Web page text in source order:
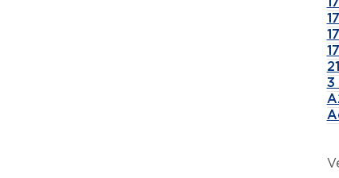
3